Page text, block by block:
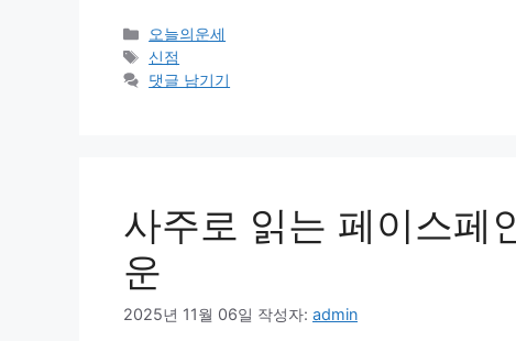
카
테
고
오늘의운세
태
그
신점
댓글 남기기
사주로 읽는 페이스페
운
2025년 11월 06일 작성자: admin